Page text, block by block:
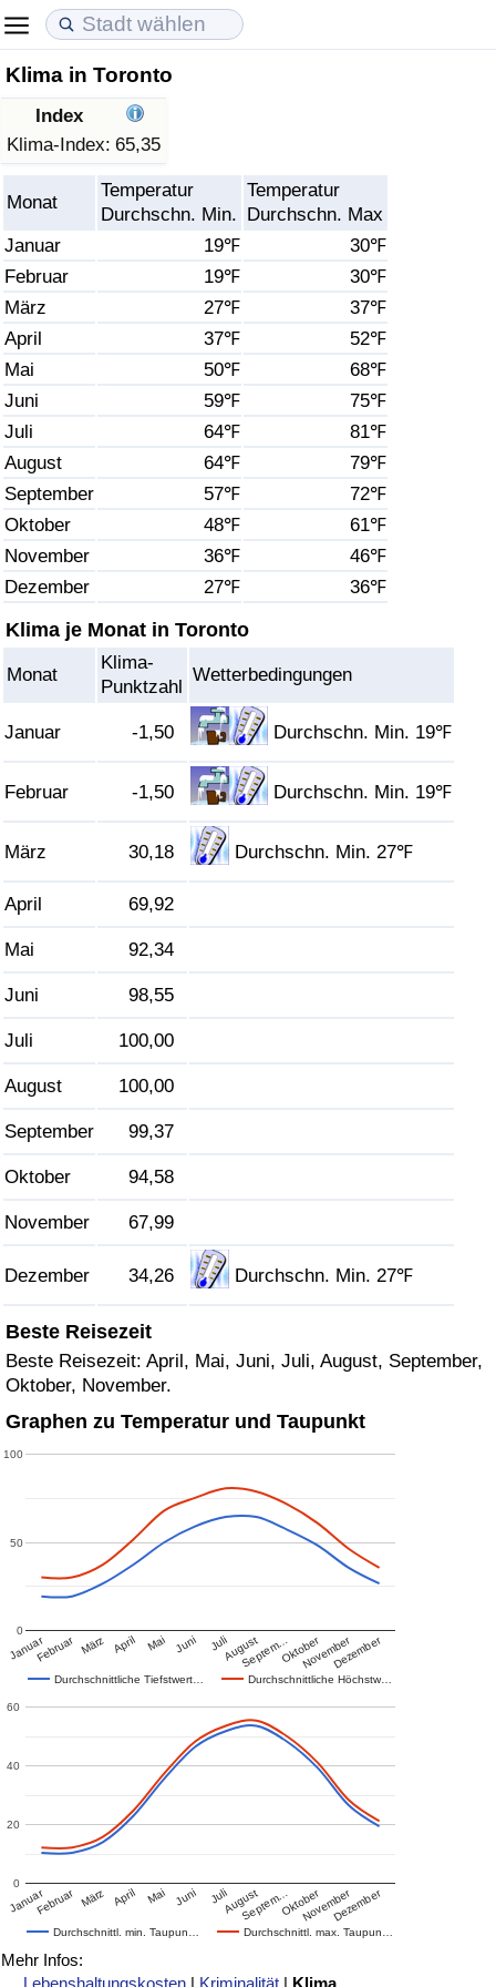
Klima in Toronto
Index
Klima-Index: 65,35
Monat
Temperatur
Durchschn. Min.
Temperatur
Durchschn. Max
Januar
19℉
30℉
Februar
19℉
30℉
März
27℉
37℉
April
37℉
52℉
Mai
50℉
68℉
Juni
59℉
75℉
Juli
64℉
81℉
August
64℉
79℉
September
57℉
72℉
Oktober
48℉
61℉
November
36℉
46℉
Dezember
27℉ 36℉
Klima je Monat in Toronto
Monat
Klima-
Punktzahl
Wetterbedingungen
Januar -1,50 Durchschn. Min. 19℉
Februar -1,50 Durchschn. Min. 19℉
März 30,18 Durchschn. Min. 27℉
April 69,92
Mai 92,34
Juni 98,55
Juli 100,00
August 100,00
September 99,37
Oktober 94,58
November 67,99
Dezember 34,26 Durchschn. Min. 27℉
Beste Reisezeit
Beste Reisezeit: April, Mai, Juni, Juli, August, September,
Oktober, November.
Graphen zu Temperatur und Taupunkt
Durchschnittliche Tiefstwert… Durchschnittliche Höchstw…
JanuarFebruar März April Mai Juni JuliAugustSeptem…OktoberNovemberDezember
0
50
100
Durchschnittl. min. Taupun… Durchschnittl. max. Taupun…
JanuarFebruar März April Mai Juni JuliAugustSeptem…OktoberNovemberDezember
0
20
40
60
Mehr Infos:
Lebenshaltungskosten | Kriminalität | Klima
Lebenshaltungskosten
Lebenshaltungskosten-Index (aktuell)
Lebenshaltungskosten-Index
Lebenshaltungskosten-Index nach Land
in Akaba
Immobilienpreise
Immobilienpreis-Index (aktuell)
Immobilienpreis-Index
Immobilienpreis-Index nach Land
Lebensqualität
Lebensqualität-Index
Lebensqualität-Index (aktuell)
Lebensqualitätsindex nach Land
Kriminalität
Kriminalitäts-Index (aktuell)
Kriminalitäts-Index
Kriminalitätsindex nach Land
Gesundheitsversorgung
Gesundheitsversorgungs-Index (aktuell)
Gesundheitsversorgungs-Index nach Land
Umweltverschmutzung
Verkehr
Verkehrs-Index
Verkehrs-Index (aktuell)